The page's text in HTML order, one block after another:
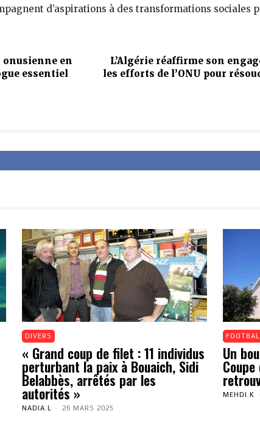
d’aspirations à des transformations sociales
essentiel
L’Algérie réaffirme son
les efforts de l’ONU pour
DIVERS
« Grand coup de filet : 11 individus
perturbant la paix à Bouaich, Sidi
Belabbès, arrêtés par les
autorités »
NADIA.L - 26 MARS 2025
FOOTBALL
Un
MEHDI.K -